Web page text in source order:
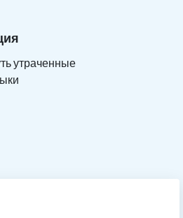
утраченные